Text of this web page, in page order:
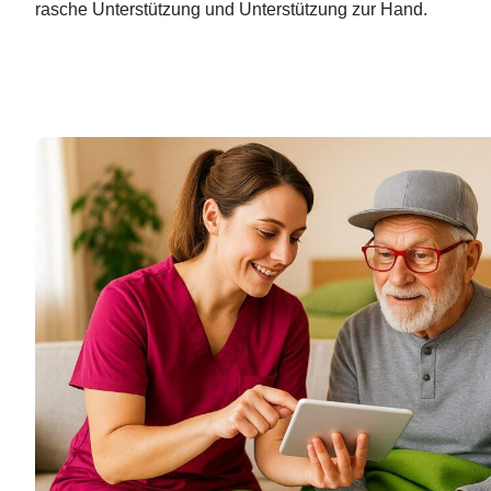
rasche Unterstützung und Unterstützung zur Hand.